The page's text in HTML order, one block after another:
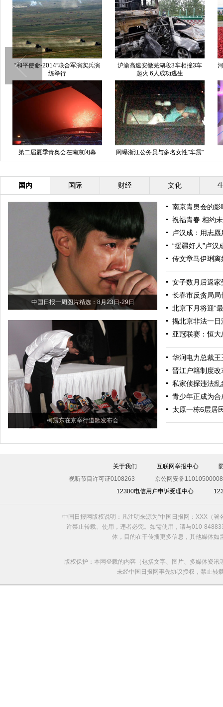
“和平使命-2014”联合军演实兵演
练举行
沪渝高速安徽芜湖段3车相撞3车
起火 6人成功逃生
第二届夏季青奥会在南京闭幕
网曝浙江公务员与多名女性"车震"
纪委介入
国内 国际 财经 文化
中国日报一周图片精选：8月23日-29日
柯震东在京举行道歉发布会
南京青奥会的
祝福青春 相约
卢汉成：用志
“援疆好人”卢汉
传文章马伊琍
女子数月后返
长春市反贪局
北京下月将迎“
揭北京非法一
亚冠联赛：恒
华润电力总裁
晋江户籍制度改
私家侦探违法
青少年正成为
太原一栋6层居
关于我们 互联网举报中心
视听节目许可证0108263
京公网安备
12300电信用户申诉受理中心
中国日报网版权说明：凡注明来源为“中国日报网：XXX（
许禁止转载、使用，违者必究。如需使用，请与010-
体，目的在于传播更多信息，其他媒体
版权保护：本网登载的内容（包括文字、图片、多媒体资
未经中国日报网事先协议授权，禁止转